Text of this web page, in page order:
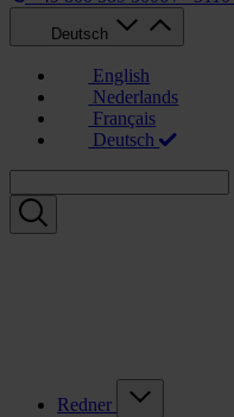
Deutsch
English
Nederlands
Français
Deutsch
Redner